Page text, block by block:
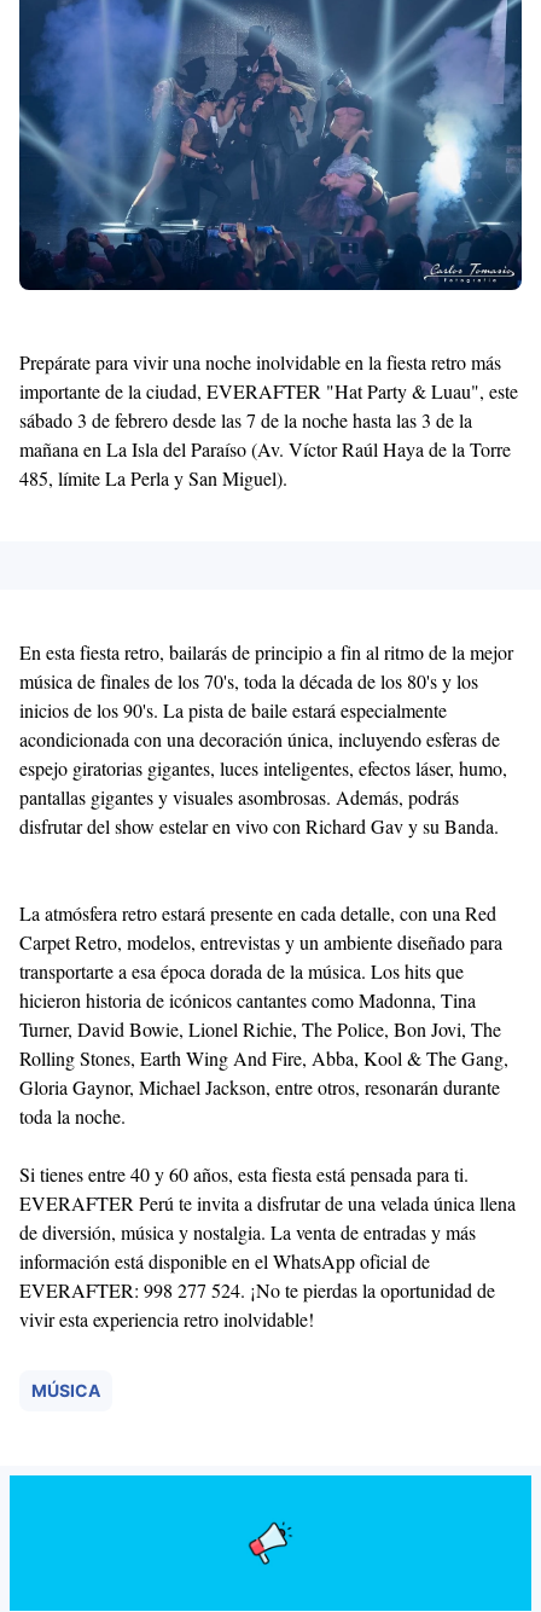
Templates
Prepárate para vivir una noche inolvidable en la fiesta retro más
importante de la ciudad, EVERAFTER "Hat Party & Luau", este
sábado 3 de febrero desde las 7 de la noche hasta las 3 de la
mañana en La Isla del Paraíso (Av. Víctor Raúl Haya de la Torre
485, límite La Perla y San Miguel).
En esta fiesta retro, bailarás de principio a fin al ritmo de la mejor
música de finales de los 70's, toda la década de los 80's y los
inicios de los 90's. La pista de baile estará especialmente
acondicionada con una decoración única, incluyendo esferas de
espejo giratorias gigantes, luces inteligentes, efectos láser, humo,
pantallas gigantes y visuales asombrosas. Además, podrás
disfrutar del show estelar en vivo con Richard Gav y su Banda.
La atmósfera retro estará presente en cada detalle, con una Red
Carpet Retro, modelos, entrevistas y un ambiente diseñado para
transportarte a esa época dorada de la música. Los hits que
hicieron historia de icónicos cantantes como Madonna, Tina
Turner, David Bowie, Lionel Richie, The Police, Bon Jovi, The
Rolling Stones, Earth Wing And Fire, Abba, Kool & The Gang,
Gloria Gaynor, Michael Jackson, entre otros, resonarán durante
toda la noche.
Si tienes entre 40 y 60 años, esta fiesta está pensada para ti.
EVERAFTER Perú te invita a disfrutar de una velada única llena
de diversión, música y nostalgia. La venta de entradas y más
información está disponible en el WhatsApp oficial de
EVERAFTER: 998 277 524. ¡No te pierdas la oportunidad de
vivir esta experiencia retro inolvidable!
MÚSICA